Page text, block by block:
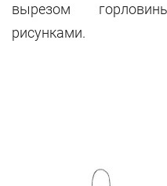
вырезом
рисунками.